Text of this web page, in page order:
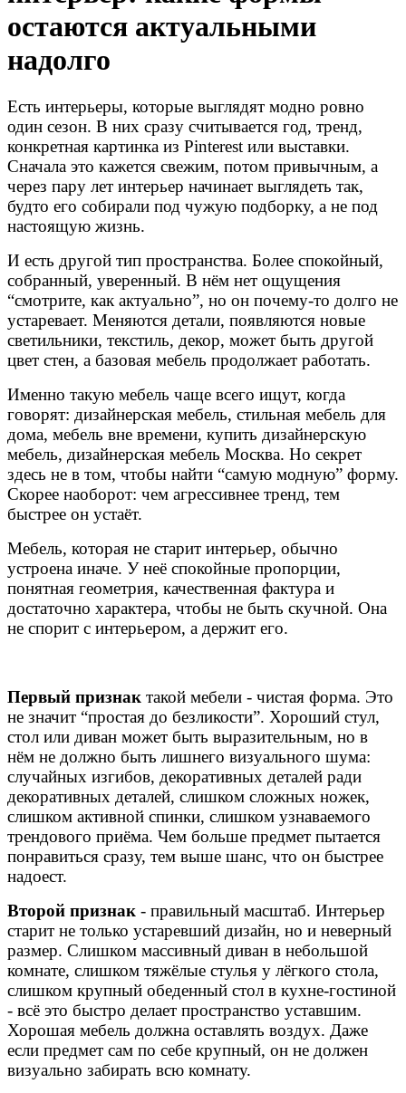
остаются актуальными
надолго
Есть интерьеры, которые выглядят модно ровно
один сезон. В них сразу считывается год, тренд,
конкретная картинка из Pinterest или выставки.
Сначала это кажется свежим, потом привычным, а
через пару лет интерьер начинает выглядеть так,
будто его собирали под чужую подборку, а не под
настоящую жизнь.
И есть другой тип пространства. Более спокойный,
собранный, уверенный. В нём нет ощущения
“смотрите, как актуально”, но он почему-то долго не
устаревает. Меняются детали, появляются новые
светильники, текстиль, декор, может быть другой
цвет стен, а базовая мебель продолжает работать.
Именно такую мебель чаще всего ищут, когда
говорят: дизайнерская мебель, стильная мебель для
дома, мебель вне времени, купить дизайнерскую
мебель, дизайнерская мебель Москва. Но секрет
здесь не в том, чтобы найти “самую модную” форму.
Скорее наоборот: чем агрессивнее тренд, тем
быстрее он устаёт.
Мебель, которая не старит интерьер, обычно
устроена иначе. У неё спокойные пропорции,
понятная геометрия, качественная фактура и
достаточно характера, чтобы не быть скучной. Она
не спорит с интерьером, а держит его.
Первый признак такой мебели - чистая форма. Это
не значит “простая до безликости”. Хороший стул,
стол или диван может быть выразительным, но в
нём не должно быть лишнего визуального шума:
случайных изгибов, декоративных деталей ради
декоративных деталей, слишком сложных ножек,
слишком активной спинки, слишком узнаваемого
трендового приёма. Чем больше предмет пытается
понравиться сразу, тем выше шанс, что он быстрее
надоест.
Второй признак - правильный масштаб. Интерьер
старит не только устаревший дизайн, но и неверный
размер. Слишком массивный диван в небольшой
комнате, слишком тяжёлые стулья у лёгкого стола,
слишком крупный обеденный стол в кухне-гостиной
- всё это быстро делает пространство уставшим.
Хорошая мебель должна оставлять воздух. Даже
если предмет сам по себе крупный, он не должен
визуально забирать всю комнату.